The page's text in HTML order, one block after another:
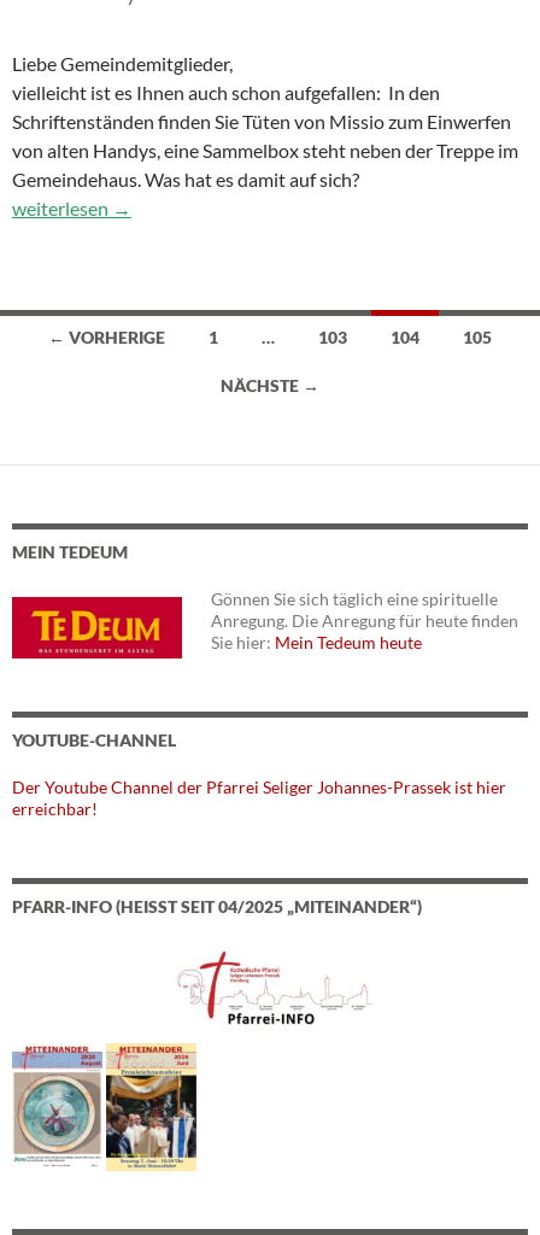
Liebe Gemeindemitglieder,
vielleicht ist es Ihnen auch schon aufgefallen: In den
Schriftenständen finden Sie Tüten von Missio zum Einwerfen
von alten Handys, eine Sammelbox steht neben der Treppe im
Gemeindehaus.Was hat es damit auf sich?
Alte Handys sind Gold wert!
weiterlesen →
Beitragsnavigation
← VORHERIGE 1 … 103 104 105
NÄCHSTE →
MEIN TEDEUM
Gönnen Sie sich täglich eine spirituelle
Anregung. Die Anregung für heute finden
Sie hier: Mein Tedeum heute
YOUTUBE-CHANNEL
Der Youtube Channel der Pfarrei Seliger Johannes-Prassek ist hier
erreichbar!
PFARR-INFO (HEISST SEIT 04/2025 „MITEINANDER“)